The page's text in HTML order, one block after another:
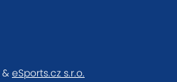
& eSports.cz s.r.o.